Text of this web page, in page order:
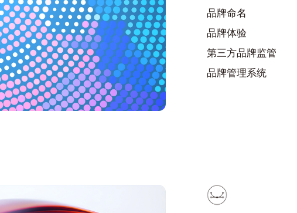
品牌命名
品牌体验
第三方品牌监管
品牌管理系统